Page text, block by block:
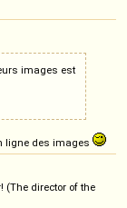
images est
ligne des images
(The director of the